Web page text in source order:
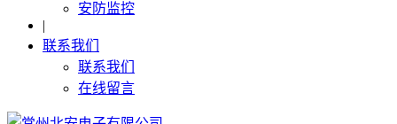
安防监控
|
联系我们
联系我们
在线留言